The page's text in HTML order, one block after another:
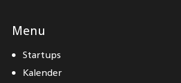
Menu
Startups
Kalender